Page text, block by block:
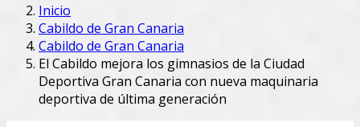
Inicio
Cabildo de Gran Canaria
Cabildo de Gran Canaria
El Cabildo mejora los gimnasios de la Ciudad
Deportiva Gran Canaria con nueva maquinaria
deportiva de última generación